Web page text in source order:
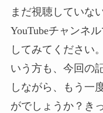
まだ視聴していな
YouTubeチャンネ
してみてください
いう方も、今回の
しながら、もう一
がでしょうか？き